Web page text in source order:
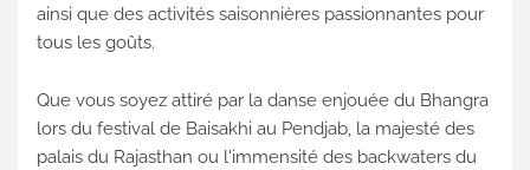
ainsi que des activités saisonnières passionnantes pour
tous les goûts.
Que vous soyez attiré par la danse enjouée du Bhangra
lors du festival de Baisakhi au Pendjab, la majesté des
palais du Rajasthan ou l'immensité des backwaters du